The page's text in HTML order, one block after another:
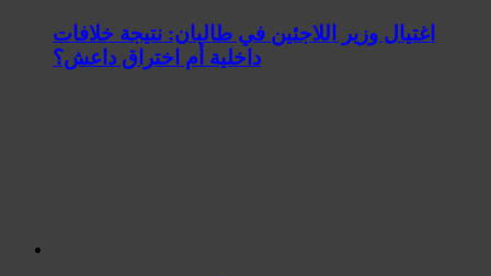
اغتيال وزير اللاجئين في طالبان: نتيجة خلافات
داخلية أم اختراق داعش؟